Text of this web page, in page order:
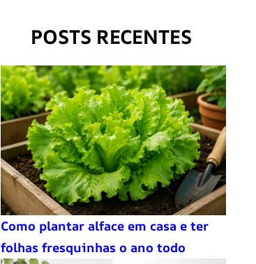
POSTS RECENTES
Como plantar alface em casa e ter
folhas fresquinhas o ano todo